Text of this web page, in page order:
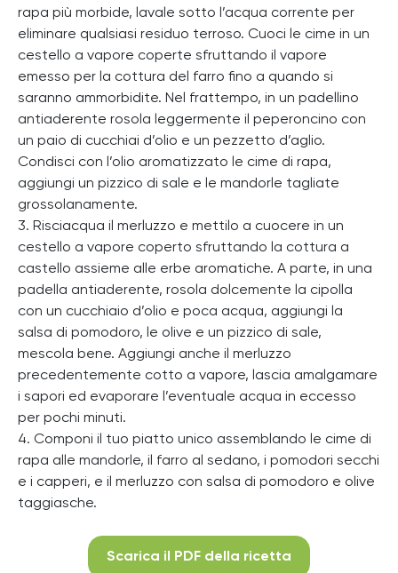
rapa più morbide, lavale sotto l’acqua corrente per
eliminare qualsiasi residuo terroso. Cuoci le cime in un
cestello a vapore coperte sfruttando il vapore
emesso per la cottura del farro fino a quando si
saranno ammorbidite. Nel frattempo, in un padellino
antiaderente rosola leggermente il peperoncino con
un paio di cucchiai d’olio e un pezzetto d’aglio.
Condisci con l’olio aromatizzato le cime di rapa,
aggiungi un pizzico di sale e le mandorle tagliate
grossolanamente.
3. Risciacqua il merluzzo e mettilo a cuocere in un
cestello a vapore coperto sfruttando la cottura a
castello assieme alle erbe aromatiche. A parte, in una
padella antiaderente, rosola dolcemente la cipolla
con un cucchiaio d’olio e poca acqua, aggiungi la
salsa di pomodoro, le olive e un pizzico di sale,
mescola bene. Aggiungi anche il merluzzo
precedentemente cotto a vapore, lascia amalgamare
i sapori ed evaporare l’eventuale acqua in eccesso
per pochi minuti.
4. Componi il tuo piatto unico assemblando le cime di
rapa alle mandorle, il farro al sedano, i pomodori secchi
e i capperi, e il merluzzo con salsa di pomodoro e olive
taggiasche.
Scarica il PDF della ricetta